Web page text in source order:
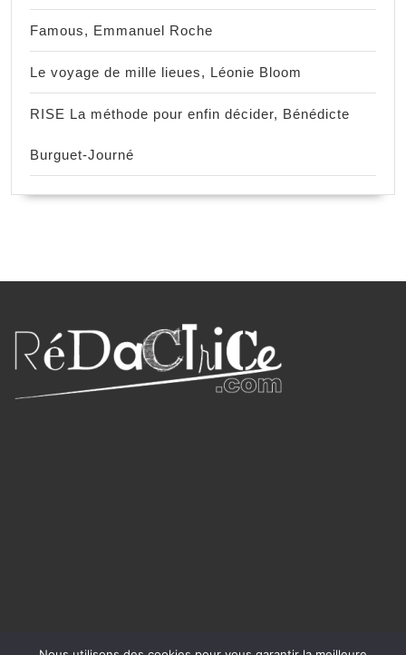
Famous, Emmanuel Roche
Le voyage de mille lieues, Léonie Bloom
RISE La méthode pour enfin décider, Bénédicte
Burguet-Journé